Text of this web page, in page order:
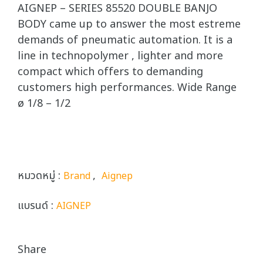
AIGNEP – SERIES 85520 DOUBLE BANJO
BODY came up to answer the most estreme
demands of pneumatic automation. It is a
line in technopolymer , lighter and more
compact which offers to demanding
customers high performances. Wide Range
ø 1/8 – 1/2
หมวดหมู่ : Brand, Aignep
แบรนด์ : AIGNEP
Share